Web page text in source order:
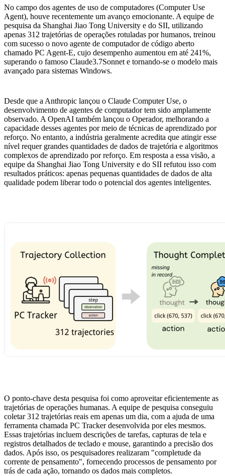
No campo dos agentes de uso de computadores (Computer Use
Agent), houve recentemente um avanço emocionante. A equipe de
pesquisa da Shanghai Jiao Tong University e do SII, utilizando
apenas 312 trajetórias de operações rotuladas por humanos, treinou
com sucesso o novo agente de computador de código aberto
chamado PC Agent-E, cujo desempenho aumentou em até 241%,
superando o famoso Claude3.7Sonnet e tornando-se o modelo mais
avançado para sistemas Windows.
Desde que a Anthropic lançou o Claude Computer Use, o
desenvolvimento de agentes de computador tem sido amplamente
observado. A OpenAI também lançou o Operador, melhorando a
capacidade desses agentes por meio de técnicas de aprendizado por
reforço. No entanto, a indústria geralmente acredita que atingir esse
nível requer grandes quantidades de dados de trajetória e algoritmos
complexos de aprendizado por reforço. Em resposta a essa visão, a
equipe da Shanghai Jiao Tong University e do SII refutou isso com
resultados práticos: apenas pequenas quantidades de dados de alta
qualidade podem liberar todo o potencial dos agentes inteligentes.
O ponto-chave desta pesquisa foi como aproveitar eficientemente as
trajetórias de operações humanas. A equipe de pesquisa conseguiu
coletar 312 trajetórias reais em apenas um dia, com a ajuda de uma
ferramenta chamada PC Tracker desenvolvida por eles mesmos.
Essas trajetórias incluem descrições de tarefas, capturas de tela e
registros detalhados de teclado e mouse, garantindo a precisão dos
dados. Após isso, os pesquisadores realizaram "completude da
corrente de pensamento", fornecendo processos de pensamento por
trás de cada ação, tornando os dados mais completos.